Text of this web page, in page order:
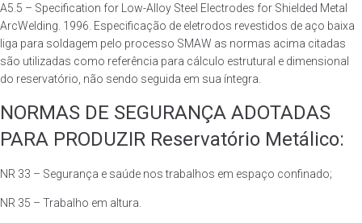
A5.5 – Specification for Low-Alloy Steel Electrodes for Shielded Metal
ArcWelding. 1996. Especificação de eletrodos revestidos de aço baixa
liga para soldagem pelo processo SMAW as normas acima citadas
são utilizadas como referência para cálculo estrutural e dimensional
do reservatório, não sendo seguida em sua íntegra.
NORMAS DE SEGURANÇA ADOTADAS
PARA PRODUZIR Reservatório Metálico:
NR 33 – Segurança e saúde nos trabalhos em espaço confinado;
NR 35 – Trabalho em altura.